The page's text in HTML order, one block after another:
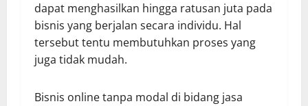
dapat menghasilkan hingga ratusan juta pada
bisnis yang berjalan secara individu. Hal
tersebut tentu membutuhkan proses yang
juga tidak mudah.
Bisnis online tanpa modal di bidang jasa